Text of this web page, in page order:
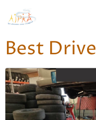
Best Drive